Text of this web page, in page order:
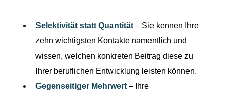
Selektivität statt Quantität – Sie kennen Ihre
zehn wichtigsten Kontakte namentlich und
wissen, welchen konkreten Beitrag diese zu
Ihrer beruflichen Entwicklung leisten können.
Gegenseitiger Mehrwert – Ihre